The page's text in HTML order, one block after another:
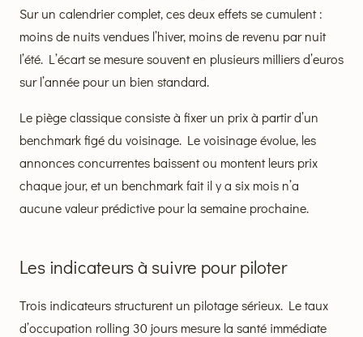
Sur un calendrier complet, ces deux effets se cumulent :
moins de nuits vendues l’hiver, moins de revenu par nuit
l’été. L’écart se mesure souvent en plusieurs milliers d’euros
sur l’année pour un bien standard.
Le piège classique consiste à fixer un prix à partir d’un
benchmark figé du voisinage. Le voisinage évolue, les
annonces concurrentes baissent ou montent leurs prix
chaque jour, et un benchmark fait il y a six mois n’a
aucune valeur prédictive pour la semaine prochaine.
Les indicateurs à suivre pour piloter
Trois indicateurs structurent un pilotage sérieux. Le taux
d’occupation rolling 30 jours mesure la santé immédiate